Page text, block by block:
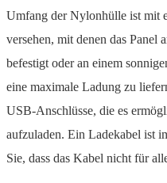
Umfang der Nylonhülle ist mit
versehen, mit denen das Panel
befestigt oder an einem
eine maximale Ladung zu
USB-Anschlüsse, die es
aufzuladen. Ein Ladekabel ist
Sie, dass das Kabel nicht für